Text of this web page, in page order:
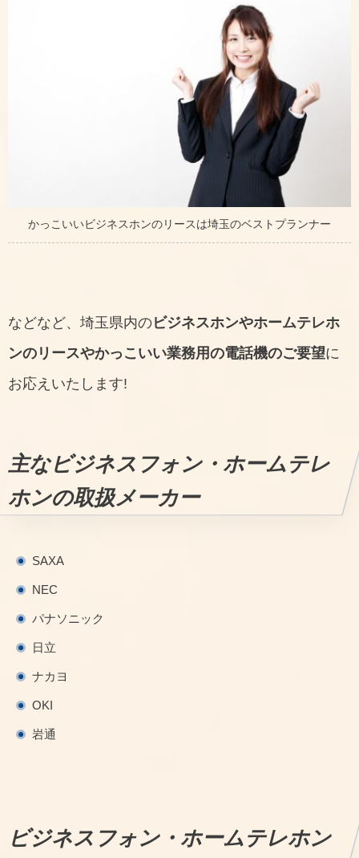
かっこいいビジネスホンのリースは埼玉のベストプランナー
などなど、埼玉県内のビジネスホンやホームテレホ
ンのリースやかっこいい業務用の電話機のご要望に
お応えいたします!
主なビジネスフォン・ホームテレ
ホンの取扱メーカー
SAXA
NEC
パナソニック
日立
ナカヨ
OKI
岩通
ビジネスフォン・ホームテレホン